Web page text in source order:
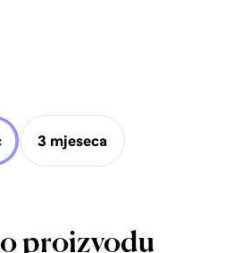
3 mjeseca
proizvodu